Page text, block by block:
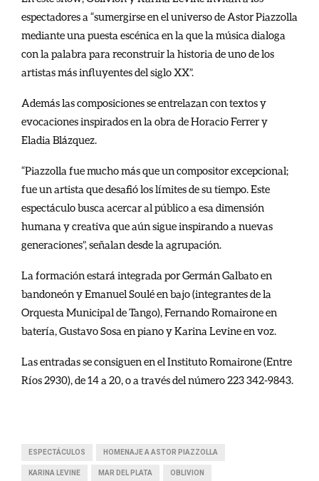
espectadores a “sumergirse en el universo de Astor Piazzolla
mediante una puesta escénica en la que la música dialoga
con la palabra para reconstruir la historia de uno de los
artistas más influyentes del siglo XX”.
Además las composiciones se entrelazan con textos y
evocaciones inspirados en la obra de Horacio Ferrer y
Eladia Blázquez.
“Piazzolla fue mucho más que un compositor excepcional;
fue un artista que desafió los límites de su tiempo. Este
espectáculo busca acercar al público a esa dimensión
humana y creativa que aún sigue inspirando a nuevas
generaciones”, señalan desde la agrupación.
La formación estará integrada por Germán Galbato en
bandoneón y Emanuel Soulé en bajo (integrantes de la
Orquesta Municipal de Tango), Fernando Romairone en
batería, Gustavo Sosa en piano y Karina Levine en voz.
Las entradas se consiguen en el Instituto Romairone (Entre
Ríos 2930), de 14 a 20, o a través del número 223 342-9843.
ESPECTÁCULOS HOMENAJE A ASTOR PIAZZOLLA
KARINA LEVINE MAR DEL PLATA OBLIVION